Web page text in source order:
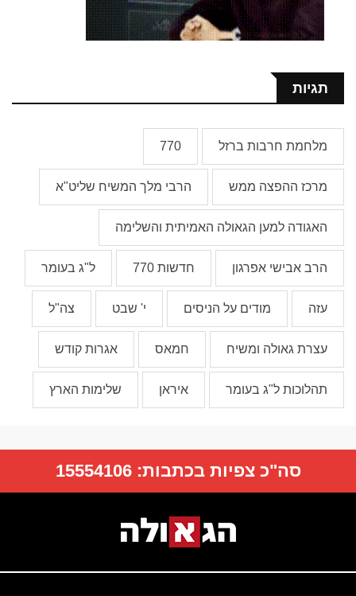
תגיות
מלחמת חרבות ברזל 770
מרכז ההפצה ממש הרבי מלך המשיח שליט"א
האגודה למען הגאולה האמיתית והשלימה
הרב אבישי אפרגון חדשות 770 ל"ג בעומר
עזה מודים על הניסים י' שבט צה"ל
עצרת גאולה ומשיח חמאס אגרות קודש
תהלוכות ל"ג בעומר איראן שלימות הארץ
סה"כ צפיות בכתבות:15554106